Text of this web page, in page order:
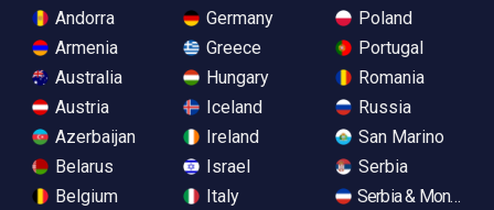
Andorra
Armenia
Australia
Austria
Azerbaijan
Belarus
Belgium
Germany
Greece
Hungary
Iceland
Ireland
Israel
Italy
Poland
Portugal
Romania
Russia
San Marino
Serbia
Serbia &